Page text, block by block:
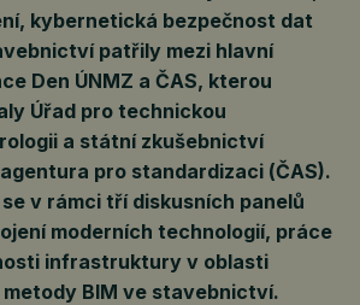
kybernetická bezpečnost dat
patřily mezi hlavní
Den ÚNMZ a ČAS, kterou
Úřad pro technickou
a státní zkušebnictví
pro standardizaci (ČAS).
v rámci tří diskusních panelů
moderních technologií, práce
infrastruktury v oblasti
BIM ve stavebnictví.